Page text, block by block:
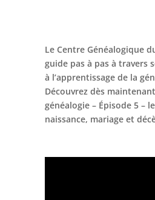
Le Centre Généalogique
guide pas à pas à travers
à l’apprentissage de la
Découvrez dès
généalogie – Épisode 5 –
naissance, mariage et